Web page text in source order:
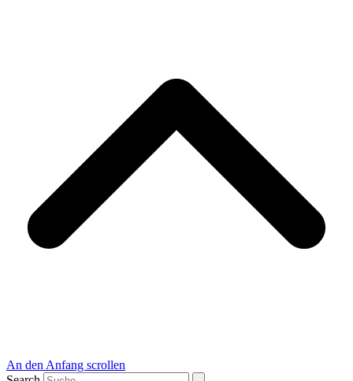
An den Anfang scrollen